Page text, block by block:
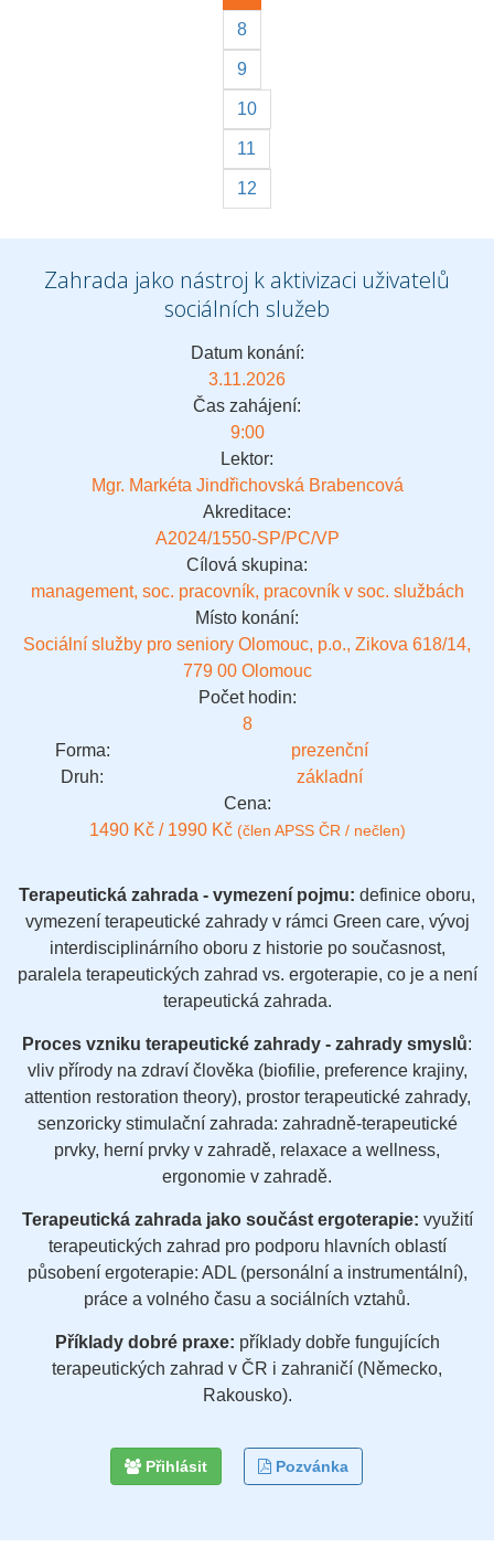
8
9
10
11
12
Zahrada jako nástroj k aktivizaci uživatelů
sociálních služeb
Datum konání:
3.11.2026
Čas zahájení:
9:00
Lektor:
Mgr. Markéta Jindřichovská Brabencová
Akreditace:
A2024/1550-SP/PC/VP
Cílová skupina:
management, soc. pracovník, pracovník v soc. službách
Místo konání:
Sociální služby pro seniory Olomouc, p.o., Zikova 618/14,
779 00 Olomouc
Počet hodin:
8
Forma:
prezenční
Druh:
základní
Cena:
1490 Kč / 1990 Kč (člen APSS ČR / nečlen)
Terapeutická zahrada - vymezení pojmu: definice oboru,
vymezení terapeutické zahrady v rámci Green care, vývoj
interdisciplinárního oboru z historie po současnost,
paralela terapeutických zahrad vs. ergoterapie, co je a není
terapeutická zahrada.
Proces vzniku terapeutické zahrady - zahrady smyslů:
vliv přírody na zdraví člověka (biofilie, preference krajiny,
attention restoration theory), prostor terapeutické zahrady,
senzoricky stimulační zahrada: zahradně-terapeutické
prvky, herní prvky v zahradě, relaxace a wellness,
ergonomie v zahradě.
Terapeutická zahrada jako součást ergoterapie: využití
terapeutických zahrad pro podporu hlavních oblastí
působení ergoterapie: ADL (personální a instrumentální),
práce a volného času a sociálních vztahů.
Příklady dobré praxe: příklady dobře fungujících
terapeutických zahrad v ČR i zahraničí (Německo,
Rakousko).
Přihlásit Pozvánka